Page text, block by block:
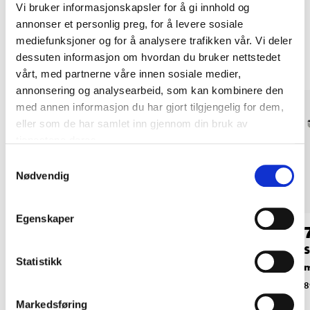
Vi bruker informasjonskapsler for å gi innhold og
annonser et personlig preg, for å levere sosiale
mediefunksjoner og for å analysere trafikken vår. Vi deler
dessuten informasjon om hvordan du bruker nettstedet
vårt, med partnerne våre innen sosiale medier,
annonsering og analysearbeid, som kan kombinere den
med annen informasjon du har gjort tilgjengelig for dem,
eller som de har samlet inn gjennom din bruk av
Nødvendig
Egenskaper
Statistikk
Markedsføring
Andre kunder har også kjøpt
64
mm, rustfri A4, 25
89-904
Saksepinne 2,5 x 32